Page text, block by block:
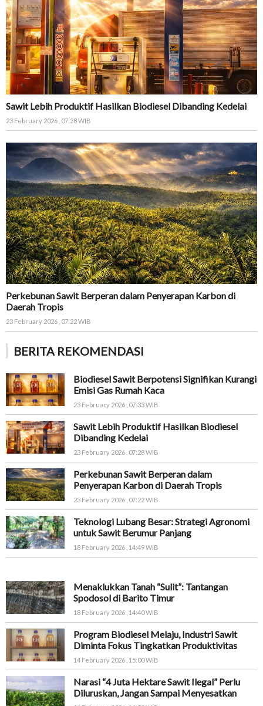
Sawit Lebih Produktif Hasilkan Biodiesel Dibanding Kedelai
23 February 2026 , 07:28 WIB
Perkebunan Sawit Berperan dalam Penyerapan Karbon di
Daerah Tropis
23 February 2026 , 07:22 WIB
BERITA REKOMENDASI
Biodiesel Sawit Berpotensi Signifikan Kurangi
Emisi Gas Rumah Kaca
23 February 2026 , 07:33 WIB
Sawit Lebih Produktif Hasilkan Biodiesel
Dibanding Kedelai
23 February 2026 , 07:28 WIB
Perkebunan Sawit Berperan dalam
Penyerapan Karbon di Daerah Tropis
23 February 2026 , 07:22 WIB
Teknologi Lubang Besar: Strategi Agronomi
untuk Sawit Berumur Panjang
18 February 2026 , 14:49 WIB
Menaklukkan Tanah “Sulit”: Tantangan
Spodosol di Barito Timur
18 February 2026 , 14:40 WIB
Program Biodiesel Melaju, Industri Sawit
Diminta Fokus Tingkatkan Produktivitas
14 February 2026 , 15:00 WIB
Narasi “4 Juta Hektare Sawit Ilegal” Perlu
Diluruskan, Jangan Sampai Menyesatkan